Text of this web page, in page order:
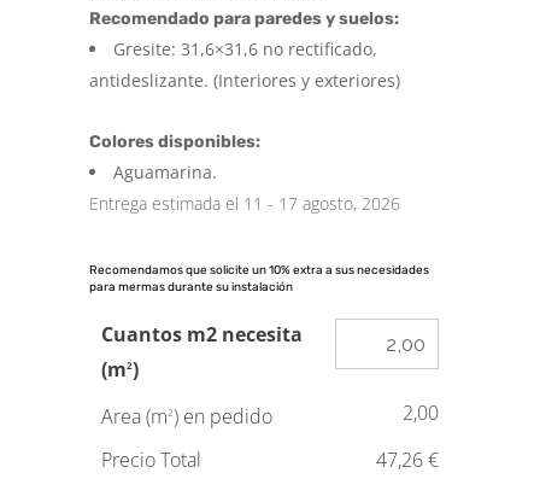
Recomendado para paredes y suelos:
Gresite: 31,6×31,6 no rectificado,
antideslizante. (Interiores y exteriores)
Colores disponibles:
Aguamarina.
Entrega estimada el 11 - 17 agosto, 2026
Recomendamos que solicite un 10% extra a sus necesidades
para mermas durante su instalación
Cuantos m2 necesita
(m2)
Area (m2) en pedido
2,00
Precio Total
47,26 €